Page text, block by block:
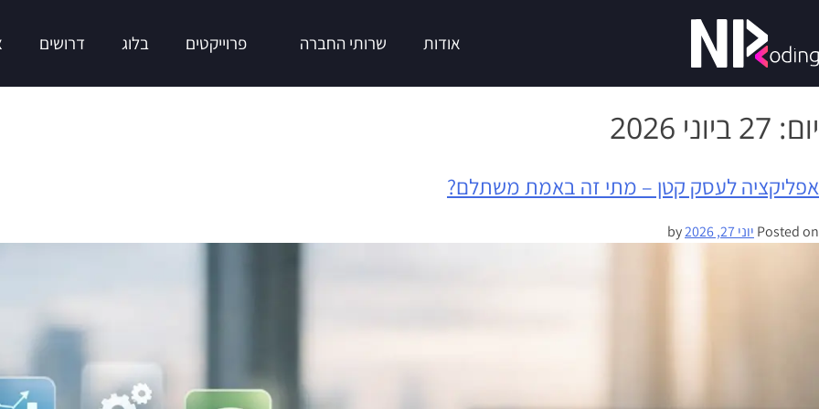
אודות שרותי החברה פרוייקטים בלוג דרושים
יום: 27 ביוני 2026
אפליקציה לעסק קטן – מתי זה באמת משתלם?
Posted on יוני 27, 2026